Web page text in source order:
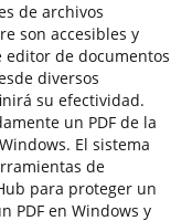
de archivos
son accesibles y
editor de documentos
diversos
su efectividad.
un PDF de la
El sistema
de
para proteger un
PDF en Windows y